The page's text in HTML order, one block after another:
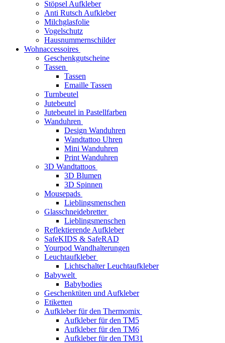
Stöpsel Aufkleber
Anti Rutsch Aufkleber
Milchglasfolie
Vogelschutz
Hausnummernschilder
Wohnaccessoires
Geschenkgutscheine
Tassen
Tassen
Emaille Tassen
Turnbeutel
Jutebeutel
Jutebeutel in Pastellfarben
Wanduhren
Design Wanduhren
Wandtattoo Uhren
Mini Wanduhren
Print Wanduhren
3D Wandtattoos
3D Blumen
3D Spinnen
Mousepads
Lieblingsmenschen
Glasschneidebretter
Lieblingsmenschen
Reflektierende Aufkleber
SafeKIDS & SafeRAD
Yourpod Wandhalterungen
Leuchtaufkleber
Lichtschalter Leuchtaufkleber
Babywelt
Babybodies
Geschenktüten und Aufkleber
Etiketten
Aufkleber für den Thermomix
Aufkleber für den TM5
Aufkleber für den TM6
Aufkleber für den TM31